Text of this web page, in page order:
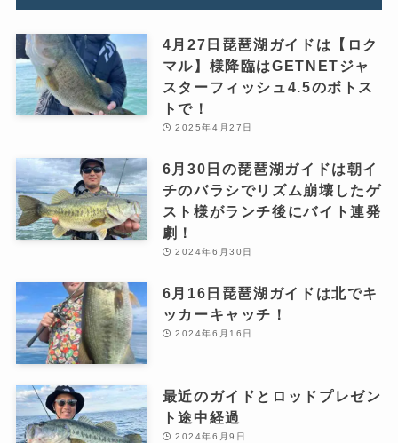
4月27日琵琶湖ガイドは【ロク
マル】様降臨はGETNETジャ
スターフィッシュ4.5のボトス
トで！
2025年4月27日
6月30日の琵琶湖ガイドは朝イ
チのバラシでリズム崩壊したゲ
スト様がランチ後にバイト連発
劇！
2024年6月30日
6月16日琵琶湖ガイドは北でキ
ッカーキャッチ！
2024年6月16日
最近のガイドとロッドプレゼン
ト途中経過
2024年6月9日